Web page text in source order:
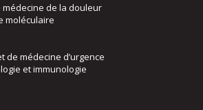
de la douleur
moléculaire
de médecine d’urgence
et immunologie